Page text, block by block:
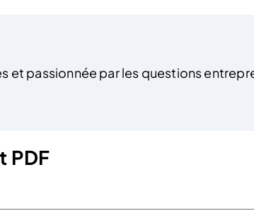
et passionnée par les questions
PDF